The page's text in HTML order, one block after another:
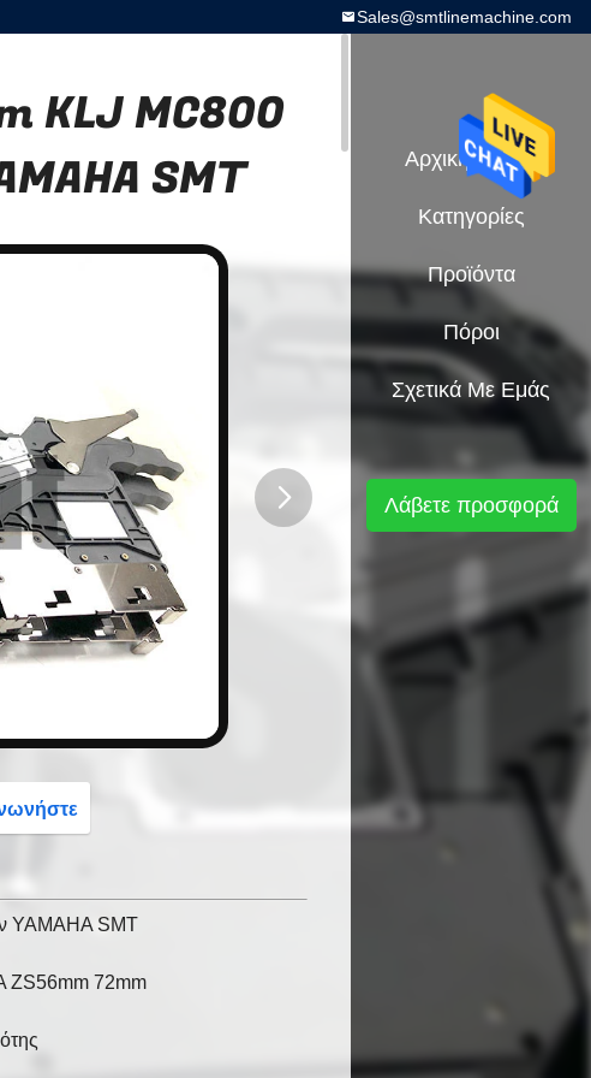
Sales@smtlinemachine.com
KLJ MC800
SMT
YAMAHA SMT
ZS56mm 72mm
Αρχική Σελίδα
Κατηγορίες
Προϊόντα
Πόροι
Σχετικά Με Εμάς
Λάβετε προσφορά